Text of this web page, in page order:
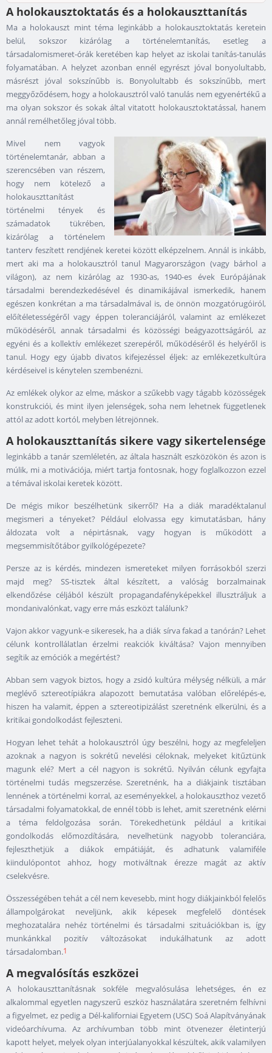
A holokausztoktatás és a holokauszttanítás
Ma a holokauszt mint téma leginkább a holokausztoktatás keretein
belül, sokszor kizárólag a történelemtanítás, esetleg a
társadalomismeret-órák keretében kap helyet az iskolai tanítás-tanulás
folyamatában. A helyzet azonban ennél egyrészt jóval bonyolultabb,
másrészt jóval sokszínűbb is. Bonyolultabb és sokszínűbb, mert
meggyőződésem, hogy a holokausztról való tanulás nem egyenértékű a
ma olyan sokszor és sokak által vitatott holokausztoktatással, hanem
annál remélhetőleg jóval több.
Mivel nem vagyok
történelemtanár, abban a
szerencsében van részem,
hogy nem kötelező a
holokauszttanítást
történelmi tények és
számadatok tükrében,
kizárólag a történelem
tanterv feszített rendjének keretei között elképzelnem. Annál is inkább,
mert aki ma a holokausztról tanul Magyarországon (vagy bárhol a
világon), az nem kizárólag az 1930-as, 1940-es évek Európájának
társadalmi berendezkedésével és dinamikájával ismerkedik, hanem
egészen konkrétan a ma társadalmával is, de önnön mozgatórugóiról,
előítéletességéről vagy éppen toleranciájáról, valamint az emlékezet
működéséről, annak társadalmi és közösségi beágyazottságáról, az
egyéni és a kollektív emlékezet szerepéről, működéséről és helyéről is
tanul. Hogy egy újabb divatos kifejezéssel éljek: az emlékezetkultúra
kérdéseivel is kénytelen szembenézni.
Az emlékek olykor az elme, máskor a szűkebb vagy tágabb közösségek
konstrukciói, és mint ilyen jelenségek, soha nem lehetnek függetlenek
attól az adott kortól, melyben létrejönnek.
A holokauszttanítás sikere vagy sikertelensége
leginkább a tanár szemléletén, az általa használt eszközökön és azon is
múlik, mi a motivációja, miért tartja fontosnak, hogy foglalkozzon ezzel
a témával iskolai keretek között.
De mégis mikor beszélhetünk sikerről? Ha a diák maradéktalanul
megismeri a tényeket? Például elolvassa egy kimutatásban, hány
áldozata volt a népirtásnak, vagy hogyan is működött a
megsemmisítőtábor gyilkológépezete?
Persze az is kérdés, mindezen ismereteket milyen forrásokból szerzi
majd meg? SS-tisztek által készített, a valóság borzalmainak
elkendőzése céljából készült propagandafényképekkel illusztráljuk a
mondanivalónkat, vagy erre más eszközt találunk?
Vajon akkor vagyunk-e sikeresek, ha a diák sírva fakad a tanórán? Lehet
célunk kontrollálatlan érzelmi reakciók kiváltása? Vajon mennyiben
segítik az emóciók a megértést?
Abban sem vagyok biztos, hogy a zsidó kultúra mélység nélküli, a már
meglévő sztereotípiákra alapozott bemutatása valóban előrelépés-e,
hiszen ha valamit, éppen a sztereotipizálást szeretnénk elkerülni, és a
kritikai gondolkodást fejleszteni.
Hogyan lehet tehát a holokausztról úgy beszélni, hogy az megfeleljen
azoknak a nagyon is sokrétű nevelési céloknak, melyeket kitűztünk
magunk elé? Mert a cél nagyon is sokrétű. Nyilván célunk egyfajta
történelmi tudás megszerzése. Szeretnénk, ha a diákjaink tisztában
lennének a történelmi korral, az eseményekkel, a holokauszthoz vezető
társadalmi folyamatokkal, de ennél több is lehet, amit szeretnénk elérni
a téma feldolgozása során. Törekedhetünk például a kritikai
gondolkodás előmozdítására, nevelhetünk nagyobb toleranciára,
fejleszthetjük a diákok empátiáját, és adhatunk valamiféle
kiindulópontot ahhoz, hogy motiváltnak érezze magát az aktív
cselekvésre.
Összességében tehát a cél nem kevesebb, mint hogy diákjainkból felelős
állampolgárokat neveljünk, akik képesek megfelelő döntések
meghozatalára nehéz történelmi és társadalmi szituációkban is, így
munkánkkal pozitív változásokat indukálhatunk az adott
társadalomban.1
A megvalósítás eszközei
A holokauszttanításnak sokféle megvalósulása lehetséges, én ez
alkalommal egyetlen nagyszerű eszköz használatára szeretném felhívni
a figyelmet, ez pedig a Dél-kaliforniai Egyetem (USC) Soá Alapítványának
videóarchívuma. Az archívumban több mint ötvenezer életinterjú
kapott helyet, melyek olyan interjúalanyokkal készültek, akik valamilyen